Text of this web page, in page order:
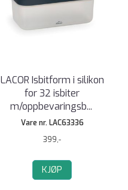
LACOR Isbitform i silikon
for 32 isbiter
m/oppbevaringsb...
Vare nr. LAC63336
399,-
KJØP